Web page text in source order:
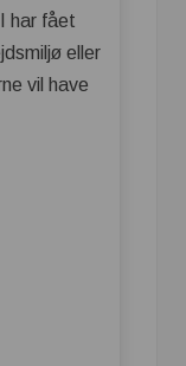
har fået
eller
vil have